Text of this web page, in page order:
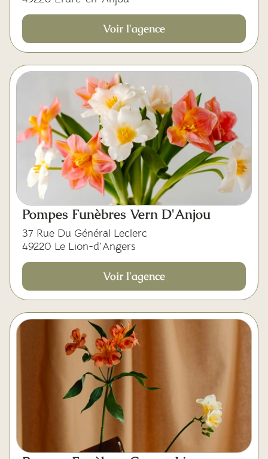
Voir l'agence
Pompes Funèbres Vern D'Anjou
37 Rue Du Général Leclerc
49220 Le Lion-d'Angers
Voir l'agence